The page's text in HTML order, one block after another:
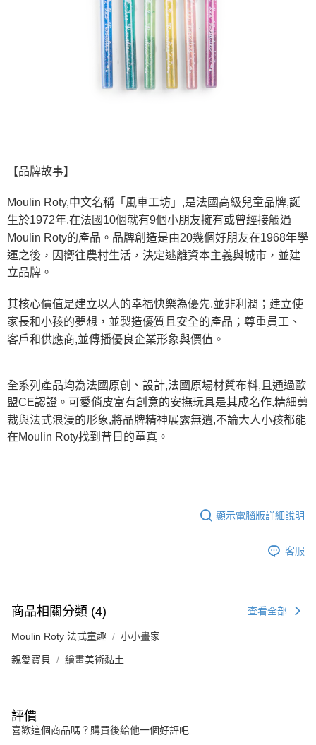
【品牌故事】
Moulin Roty,中文名稱「風車工坊」,是法國高級兒童品牌,誕
生於1972年,在法國10個就有9個小朋友擁有或曾經接觸過
Moulin Roty的產品。品牌創造是由20幾個好朋友在1968年學
運之後，因嚮往農村生活，決定逃離資本主義與城市，並建
立品牌。
其核心價值是建立以人的幸福快樂為優先,並非利潤；建立使
家長和小孩的夢想，並製造優質且安全的產品；尊重員工、
客戶和供應商,並傳播優良企業形象與價值。
全系列產品均為法國原創、設計,法國原場材質布料,且通過歐
盟CE認證。 可愛俏皮富有創意的安撫玩具是其成名作,精細剪
裁與法式浪漫的形象,將品牌精神展露無遺,不論大人小孩都能
在Moulin Roty找到昔日的童真。
顯示電腦版詳細說明
客服
商品相關分類 (4) 查看全部
Moulin Roty 法式童趣 小小畫家
親愛寶貝 繪畫美術黏土
評價
喜歡這個商品嗎？購買後給他一個好評吧